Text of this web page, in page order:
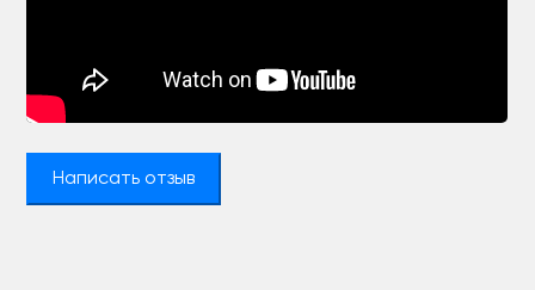
Написать отзыв